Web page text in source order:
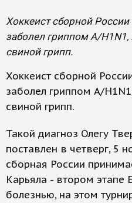
Хоккеист сборной
заболел гриппом А/
свиной грипп.
Хоккеист сборной
заболел гриппом А/
свиной грипп.
Такой диагноз Олегу
поставлен в четверг, 5
сборная России
Карьяла - втором этапе
болезнью, на этом